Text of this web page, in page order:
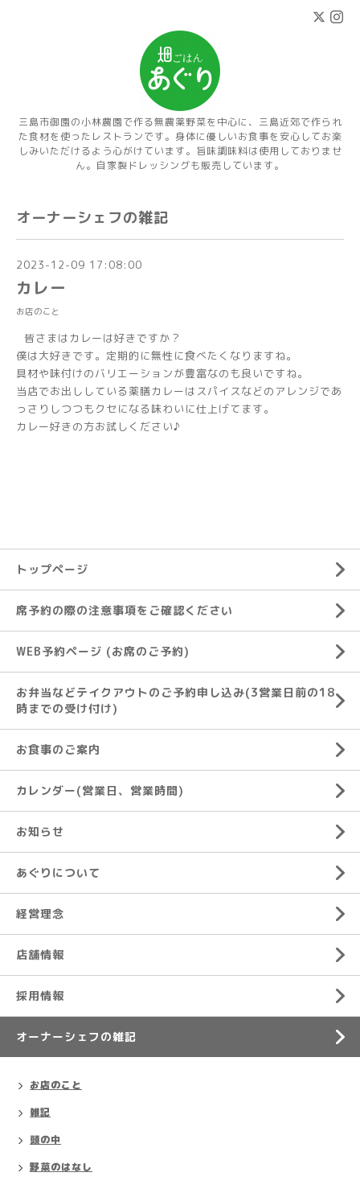
三島市御園の小林農園で作る無農薬野菜を中心に、三島近郊で作られ
た食材を使ったレストランです。身体に優しいお食事を安心してお楽
しみいただけるよう心がけています。旨味調味料は使用しておりませ
ん。自家製ドレッシングも販売しています。
オーナーシェフの雑記
2023-12-09 17:08:00
カレー
お店のこと
皆さまはカレーは好きですか？
僕は大好きです。定期的に無性に食べたくなりますね。
具材や味付けのバリエーションが豊富なのも良いですね。
当店でお出ししている薬膳カレーはスパイスなどのアレンジであ
っさりしつつもクセになる味わいに仕上げてます。
カレー好きの方お試しください♪
トップページ
席予約の際の注意事項をご確認ください
WEB予約ページ (お席のご予約)
お弁当などテイクアウトのご予約申し込み(3営業日前の18
時までの受け付け)
お食事のご案内
カレンダー(営業日、営業時間)
お知らせ
あぐりについて
経営理念
店舗情報
採用情報
オーナーシェフの雑記
お店のこと
雑記
頭の中
野菜のはなし